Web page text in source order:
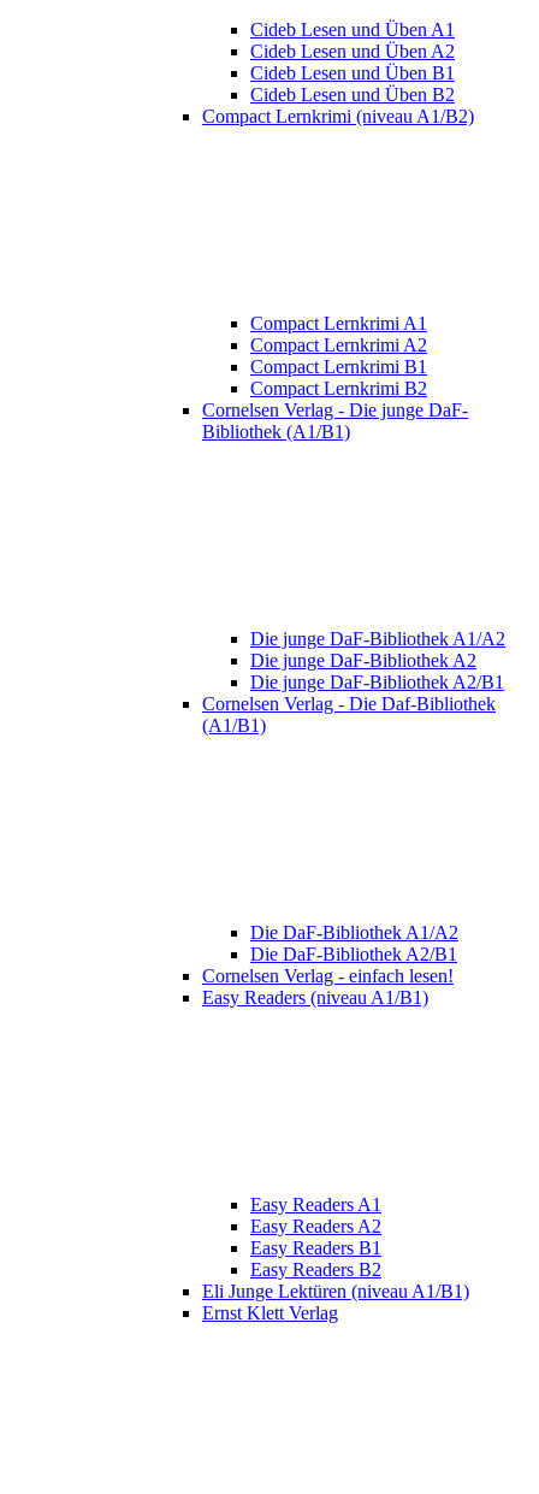
Cideb Lesen und Üben A1
Cideb Lesen und Üben A2
Cideb Lesen und Üben B1
Cideb Lesen und Üben B2
Compact Lernkrimi (niveau A1/B2)
Compact Lernkrimi A1
Compact Lernkrimi A2
Compact Lernkrimi B1
Compact Lernkrimi B2
Cornelsen Verlag - Die junge DaF-
Bibliothek (A1/B1)
Die junge DaF-Bibliothek A1/A2
Die junge DaF-Bibliothek A2
Die junge DaF-Bibliothek A2/B1
Cornelsen Verlag - Die Daf-Bibliothek
(A1/B1)
Die DaF-Bibliothek A1/A2
Die DaF-Bibliothek A2/B1
Cornelsen Verlag - einfach lesen!
Easy Readers (niveau A1/B1)
Easy Readers A1
Easy Readers A2
Easy Readers B1
Easy Readers B2
Eli Junge Lektüren (niveau A1/B1)
Ernst Klett Verlag